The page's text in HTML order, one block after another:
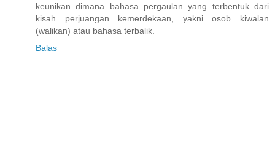
keunikan dimana bahasa pergaulan yang terbentuk dari
kisah perjuangan kemerdekaan, yakni osob kiwalan
(walikan) atau bahasa terbalik.
Balas